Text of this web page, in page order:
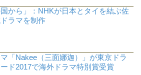
国から」：NHKが日本とタイを結ぶ佐
ラマを制作
「Nakee（三面娜迦）」が東京ドラ
ド2017で海外ドラマ特別賞受賞